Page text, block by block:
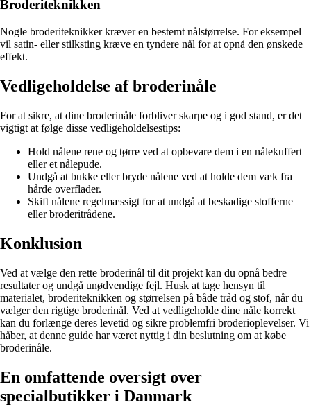
Broderiteknikken
Nogle broderiteknikker kræver en bestemt nålstørrelse. For eksempel
vil satin- eller stilksting kræve en tyndere nål for at opnå den ønskede
effekt.
Vedligeholdelse af broderinåle
For at sikre, at dine broderinåle forbliver skarpe og i god stand, er det
vigtigt at følge disse vedligeholdelsestips:
Hold nålene rene og tørre ved at opbevare dem i en nålekuffert
eller et nålepude.
Undgå at bukke eller bryde nålene ved at holde dem væk fra
hårde overflader.
Skift nålene regelmæssigt for at undgå at beskadige stofferne
eller broderitrådene.
Konklusion
Ved at vælge den rette broderinål til dit projekt kan du opnå bedre
resultater og undgå unødvendige fejl. Husk at tage hensyn til
materialet, broderiteknikken og størrelsen på både tråd og stof, når du
vælger den rigtige broderinål. Ved at vedligeholde dine nåle korrekt
kan du forlænge deres levetid og sikre problemfri broderioplevelser. Vi
håber, at denne guide har været nyttig i din beslutning om at købe
broderinåle.
En omfattende oversigt over
specialbutikker i Danmark